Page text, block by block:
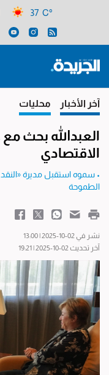
37 C°
آخر الأخبار محليات
العبدالله بحث مع
الاقتصادي
• سموه استقبل مديرة
الطموحة
نشر في 02-10-2025 | 13:00
آخر تحديث 02-10-2025 | 19:21